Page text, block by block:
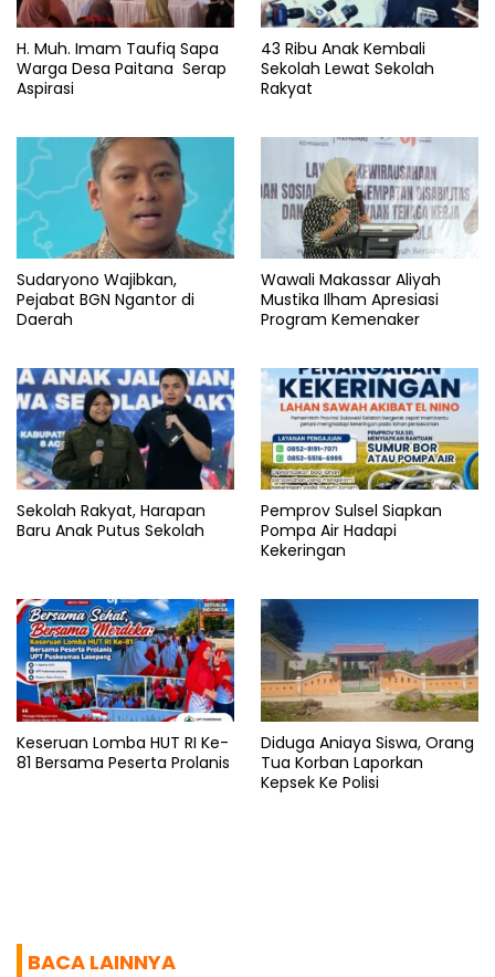
H. Muh. Imam Taufiq Sapa
Warga Desa Paitana Serap
Aspirasi
43 Ribu Anak Kembali
Sekolah Lewat Sekolah
Rakyat
Sudaryono Wajibkan,
Pejabat BGN Ngantor di
Daerah
Wawali Makassar Aliyah
Mustika Ilham Apresiasi
Program Kemenaker
Sekolah Rakyat, Harapan
Baru Anak Putus Sekolah
Pemprov Sulsel Siapkan
Pompa Air Hadapi
Kekeringan
Keseruan Lomba HUT RI Ke-
81 Bersama Peserta Prolanis
Diduga Aniaya Siswa, Orang
Tua Korban Laporkan
Kepsek Ke Polisi
BACA LAINNYA